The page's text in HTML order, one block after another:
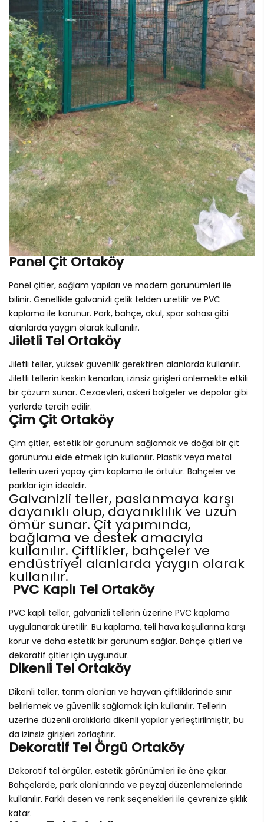
Panel Çit Ortaköy
Panel çitler, sağlam yapıları ve modern görünümleri ile
bilinir. Genellikle galvanizli çelik telden üretilir ve PVC
kaplama ile korunur. Park, bahçe, okul, spor sahası gibi
alanlarda yaygın olarak kullanılır.
Jiletli Tel Ortaköy
Jiletli teller, yüksek güvenlik gerektiren alanlarda kullanılır.
Jiletli tellerin keskin kenarları, izinsiz girişleri önlemekte etkili
bir çözüm sunar. Cezaevleri, askeri bölgeler ve depolar gibi
yerlerde tercih edilir.
Çim Çit Ortaköy
Çim çitler, estetik bir görünüm sağlamak ve doğal bir çit
görünümü elde etmek için kullanılır. Plastik veya metal
tellerin üzeri yapay çim kaplama ile örtülür. Bahçeler ve
parklar için idealdir.
Galvanizli teller, paslanmaya karşı
dayanıklı olup, dayanıklılık ve uzun
ömür sunar. Çit yapımında,
bağlama ve destek amacıyla
kullanılır. Çiftlikler, bahçeler ve
endüstriyel alanlarda yaygın olarak
kullanılır.
PVC Kaplı Tel Ortaköy
PVC kaplı teller, galvanizli tellerin üzerine PVC kaplama
uygulanarak üretilir. Bu kaplama, teli hava koşullarına karşı
korur ve daha estetik bir görünüm sağlar. Bahçe çitleri ve
dekoratif çitler için uygundur.
Dikenli Tel Ortaköy
Dikenli teller, tarım alanları ve hayvan çiftliklerinde sınır
belirlemek ve güvenlik sağlamak için kullanılır. Tellerin
üzerine düzenli aralıklarla dikenli yapılar yerleştirilmiştir, bu
da izinsiz girişleri zorlaştırır.
Dekoratif Tel Örgü Ortaköy
Dekoratif tel örgüler, estetik görünümleri ile öne çıkar.
Bahçelerde, park alanlarında ve peyzaj düzenlemelerinde
kullanılır. Farklı desen ve renk seçenekleri ile çevrenize şıklık
katar.